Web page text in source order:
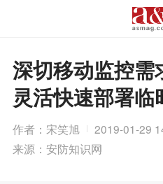
深切移动监控
灵活快速部署临
作者：宋笑旭
2019-01-29
来源：安防知识网